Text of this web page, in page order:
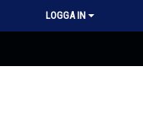
LOGGA IN